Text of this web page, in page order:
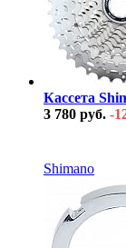
Кассета
3 780 руб. -
Shimano